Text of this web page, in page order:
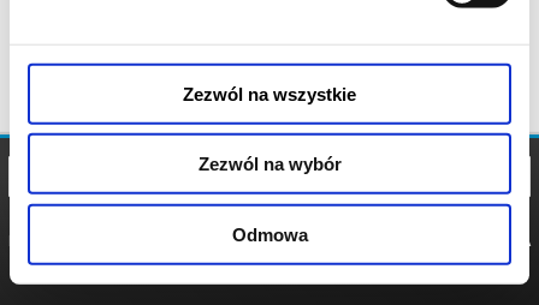
Zezwól na wszystkie
Zezwól na wybór
Odmowa
POLITYKA
POLITYKA